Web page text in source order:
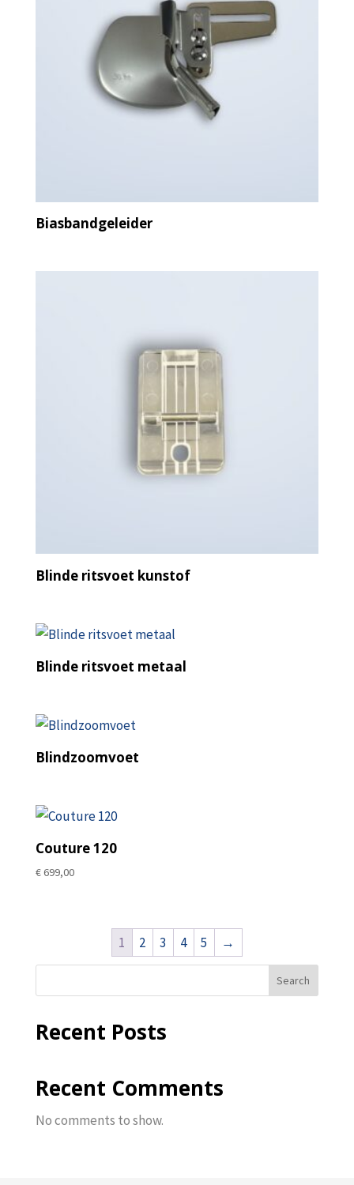
Biasbandgeleider
Blinde ritsvoet kunstof
Blinde ritsvoet metaal
Blindzoomvoet
Couture 120
€699,00
1 2 3 4 5 →
Search
Recent Posts
Recent Comments
No comments to show.